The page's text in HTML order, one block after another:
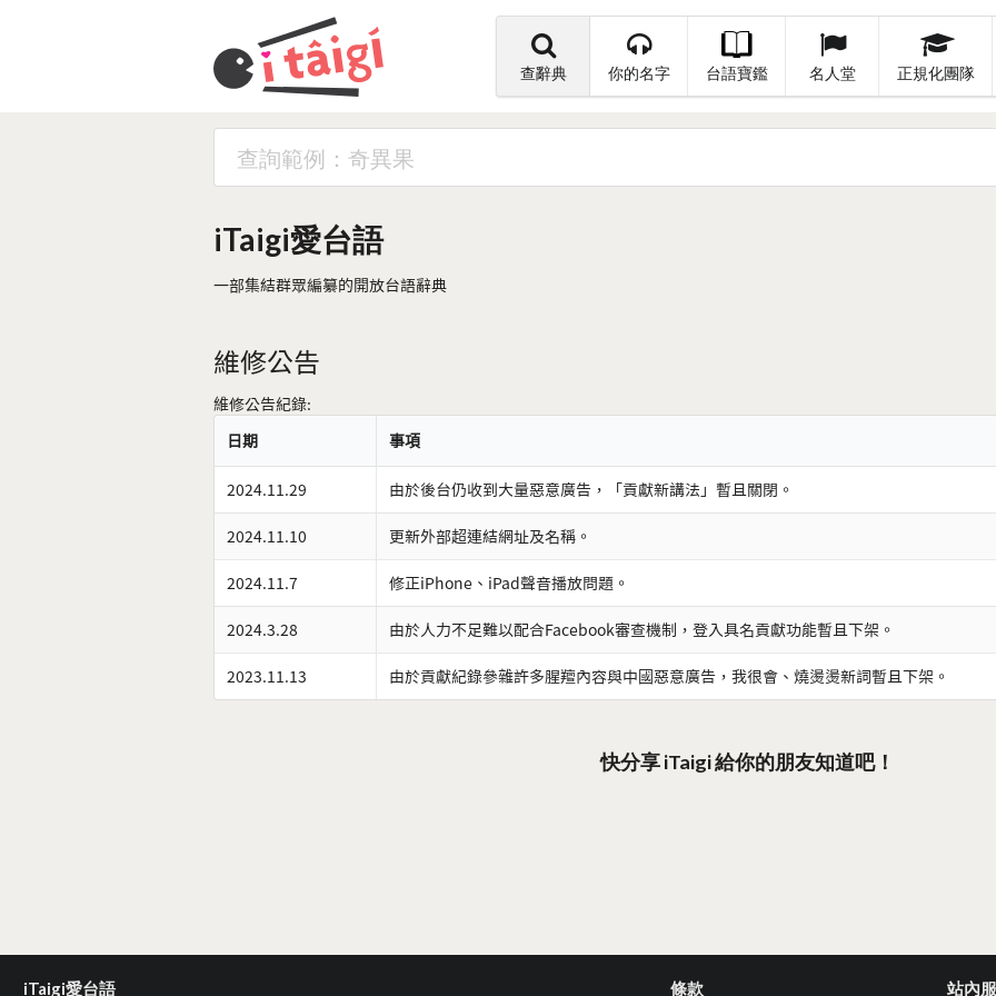
查辭典 你的名字 台語寶鑑 名人堂 正規化團隊
iTaigi愛台語
一部集結群眾編纂的開放台語辭典
維修公告
維修公告紀錄:
日期
事項
2024.11.29 由於後台仍收到大量惡意廣告，「貢獻新講法」暫且關閉。
2024.11.10 更新外部超連結網址及名稱。
2024.11.7 修正iPhone、iPad聲音播放問題。
2024.3.28 由於人力不足難以配合Facebook審查機制，登入具名貢獻功能暫且下架。
2023.11.13 由於貢獻紀錄參雜許多腥羶內容與中國惡意廣告，我很會、燒燙燙新詞暫且下架。
快分享 iTaigi 給你的朋友知道吧！
iTaigi愛台語 條款 站內